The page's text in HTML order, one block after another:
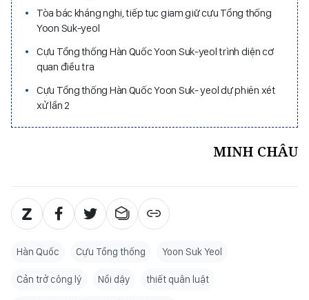
Tòa bác kháng nghị, tiếp tục giam giữ cựu Tổng thống
Yoon Suk-yeol
Cựu Tổng thống Hàn Quốc Yoon Suk-yeol trình diện cơ
quan điều tra
Cựu Tổng thống Hàn Quốc Yoon Suk- yeol dự phiên xét
xử lần 2
MINH CHÂU
Hàn Quốc Cựu Tổng thống Yoon Suk Yeol
Cản trở công lý Nổi dậy thiết quân luật